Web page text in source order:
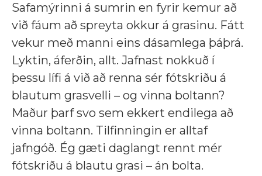
Safamýrinni á sumrin en fyrir kemur að
við fáum að spreyta okkur á grasinu. Fátt
vekur með manni eins dásamlega þáþrá.
Lyktin, áferðin, allt. Jafnast nokkuð í
þessu lífi á við að renna sér fótskriðu á
blautum grasvelli – og vinna boltann?
Maður þarf svo sem ekkert endilega að
vinna boltann. Tilfinningin er alltaf
jafngóð. Ég gæti daglangt rennt mér
fótskriðu á blautu grasi – án bolta.